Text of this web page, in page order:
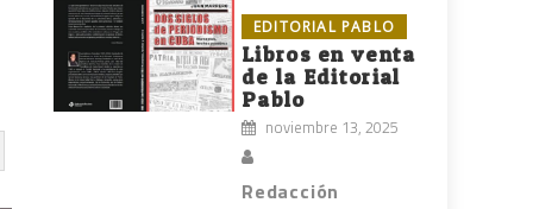
EDITORIAL PABLO
Libros en venta
de la Editorial
Pablo
noviembre 13, 2025
Redacción